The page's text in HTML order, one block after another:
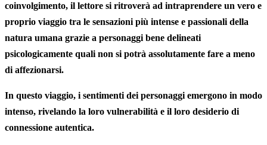
coinvolgimento, il lettore si ritroverà ad intraprendere un vero e
proprio viaggio tra le sensazioni più intense e passionali della
natura umana grazie a personaggi bene delineati
psicologicamente quali non si potrà assolutamente fare a meno
di affezionarsi.
In questo viaggio, i sentimenti dei personaggi emergono in modo
intenso, rivelando la loro vulnerabilità e il loro desiderio di
connessione autentica.